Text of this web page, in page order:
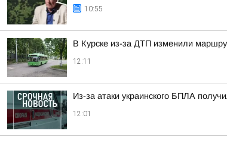
10:55
В Курске из-за ДТП изменили
12:11
Из-за атаки украинского БПЛА
12:01